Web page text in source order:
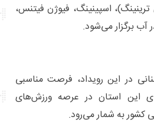
اسپینینگ، فیوژن فیتنس،
برگزار می‌شود.
در این رویداد، فرصت مناسبی
این استان در عرصه ورزش‌های
کشور به شمار می‌رود.